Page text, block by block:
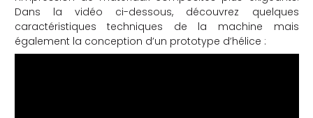
Dans la vidéo ci-dessous, découvrez quelques
caractéristiques techniques de la machine mais
également la conception d’un prototype d’hélice :